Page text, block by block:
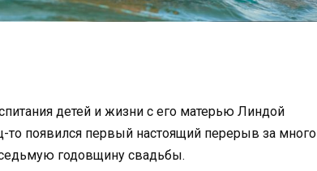
детей и жизни с его матерью Линдой
появился первый настоящий перерыв за много
годовщину свадьбы.